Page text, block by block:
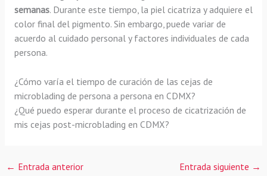
semanas. Durante este tiempo, la piel cicatriza y adquiere el
color final del pigmento. Sin embargo, puede variar de
acuerdo al cuidado personal y factores individuales de cada
persona.
¿Cómo varía el tiempo de curación de las cejas de
microblading de persona a persona en CDMX?
¿Qué puedo esperar durante el proceso de cicatrización de
mis cejas post-microblading en CDMX?
← Entrada anterior Entrada siguiente →